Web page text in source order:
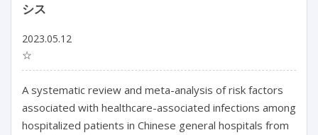
シス
2023.05.12
☆
A systematic review and meta-analysis of risk factors
associated with healthcare-associated infections among
hospitalized patients in Chinese general hospitals from